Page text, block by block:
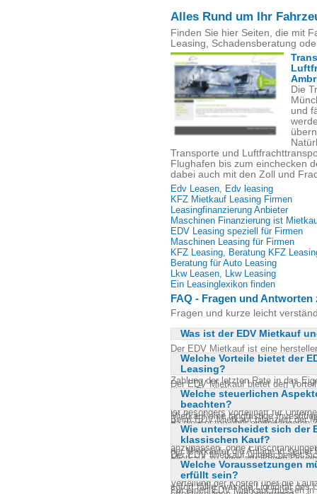
Alles Rund um Ihr
Finden Sie hier Seiten, die mit
Leasing, Schadensberatung
Die
und
Transporte und
Flughafen bis zum einchecken
dabei auch mit den Zoll und
Edv Leasen, Edv leasing
KFZ Mietkauf Leasing Firmen
Leasingfinanzierung Anbieter
Maschinen Finanzierung ist
EDV Leasing speziell für Firmen
Maschinen Leasing für Firmen
KFZ Leasing, Beratung KFZ
Beratung für Auto Leasing
Lkw Leasen, Lkw Leasing
Ein Leasinglexikon finden
FAQ - Fragen und Antworten
Fragen und kurze leicht
Was ist der EDV Mietkauf
Der EDV Mietkauf ist eine
EDV-Anlagen. Dabei bilanziert
eine Mietvorauszahlung von 20%.
Zahlung der letzten Rate in das
bietet Flexibilität und ermöglicht
modernisieren, ohne sofort hohe
ist besonders vorteilhaft für
da die Kosten über einen längeren
Welche Vorteile bietet der
Leasing?
Der EDV Mietkauf bietet den
bilanziert und am Ende der
Leasing, bei dem das Eigentum
Mietkauf eine langfristige
Raten beim Mietkauf oft flexibler
Möglichkeit, die Anlage nach den
anzupassen, ohne
Mietkauf zu einer attraktiven
Welche steuerlichen
beachten?
Beim EDV Mietkauf bilanziert der
Abschreibungen steuerlich
Mietvorauszahlung von 20%
der Mietkäufer die Anlage in
Bilanzkennzahlen haben. Es ist
Belastungen im Vorfeld mit einem
Verteilung der Kosten über die
Wie unterscheidet sich der
klassischen Kauf?
Der EDV Mietkauf unterscheidet
Zahlung in Raten erfolgt und der
des Mietkäufers übergeht. Beim
sofort fällig, was die Liquidität des
Welche Voraussetzungen
erfüllt sein?
Für einen EDV Mietkauf müssen